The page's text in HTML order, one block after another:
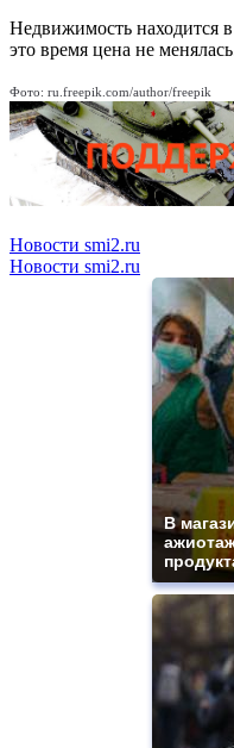
Недвижимость находится
это время цена не
Фото: ru.freepik.com/author/freepik
Новости smi2.ru
Новости smi2.ru
В